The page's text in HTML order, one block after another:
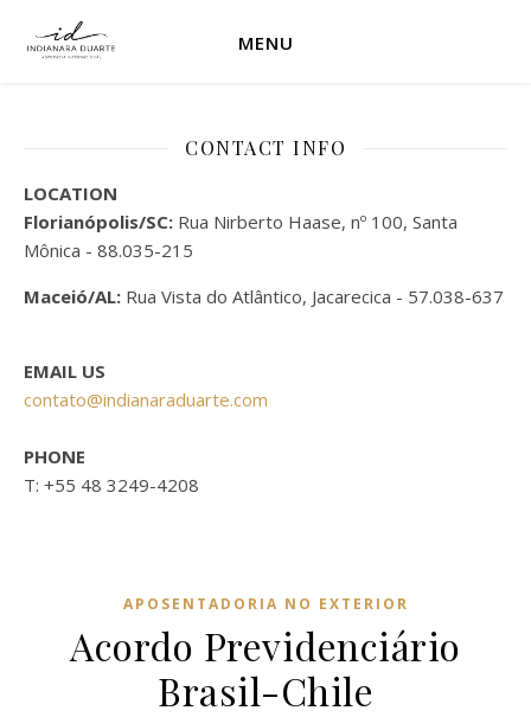
MENU
CONTACT INFO
LOCATION
Florianópolis/SC: Rua Nirberto Haase, nº 100, Santa
Mônica - 88.035-215
Maceió/AL: Rua Vista do Atlântico, Jacarecica - 57.038-637
EMAIL US
contato@indianaraduarte.com
PHONE
T: +55 48 3249-4208
APOSENTADORIA NO EXTERIOR
Acordo Previdenciário
Brasil-Chile